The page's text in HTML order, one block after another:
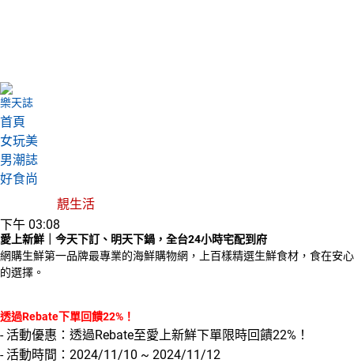
樂天誌
首頁
女玩美
男潮誌
好食尚
靚生活
下午 03:08
愛上新鮮｜今天下訂、明天下鍋，全台24小時宅配到府
網購生鮮第一品牌最專業的海鮮購物網，上百樣精選生鮮食材，食在安心
的選擇。
透過Rebate下單回饋22%！
- 活動優惠：透過Rebate至愛上新鮮下單限時回饋22%！
- 活動時間：2024/11/10 ~ 2024/11/12